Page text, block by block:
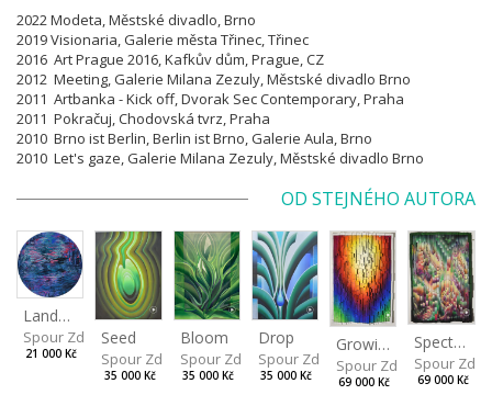
2022 Modeta, Městské divadlo, Brno
2019 Visionaria, Galerie města Třinec, Třinec
2016 Art Prague 2016, Kafkův dům, Prague, CZ
2012 Meeting, Galerie Milana Zezuly, Městské divadlo Brno
2011 Artbanka - Kick off, Dvorak Sec Contemporary, Praha
2011 Pokračuj, Chodovská tvrz, Praha
2010 Brno ist Berlin, Berlin ist Brno, Galerie Aula, Brno
2010 Let's gaze, Galerie Milana Zezuly,Městské divadlo Brno
OD STEJNÉHO AUTORA
Landscape
Spour Zdeněk
21 000 Kč
Seed
Spour Zdeněk
35 000 Kč
Bloom
Spour Zdeněk
35 000 Kč
Drop
Spour Zdeněk
35 000 Kč
Growing
Spour Zdeněk
69 000 Kč
Spectrum
Spour
69 000 Kč